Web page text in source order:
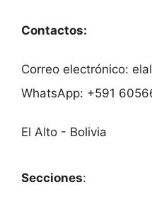
Contactos:
Correo electrónico:
WhatsApp: +591
El Alto - Bolivia
Secciones: